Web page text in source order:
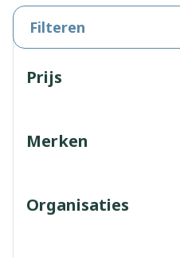
Filteren
Prijs
Merken
Organisaties